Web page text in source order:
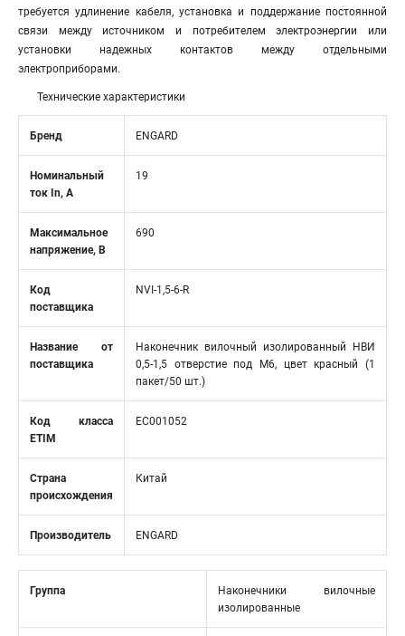
требуется удлинение кабеля, установка и поддержание постоянной
связи между источником и потребителем электроэнергии или
установки надежных контактов между отдельными
электроприборами.
Технические характеристики
Бренд ENGARD
Номинальный
ток In, А
19
Максимальное
напряжение, В
690
Код
поставщика
NVI-1,5-6-R
Название от
поставщика
Наконечник вилочный изолированный НВИ
0,5-1,5 отверстие под М6, цвет красный (1
пакет/50 шт.)
Код класса
ETIM
EC001052
Страна
происхождения
Китай
Производитель ENGARD
Группа
Наконечники вилочные
изолированные